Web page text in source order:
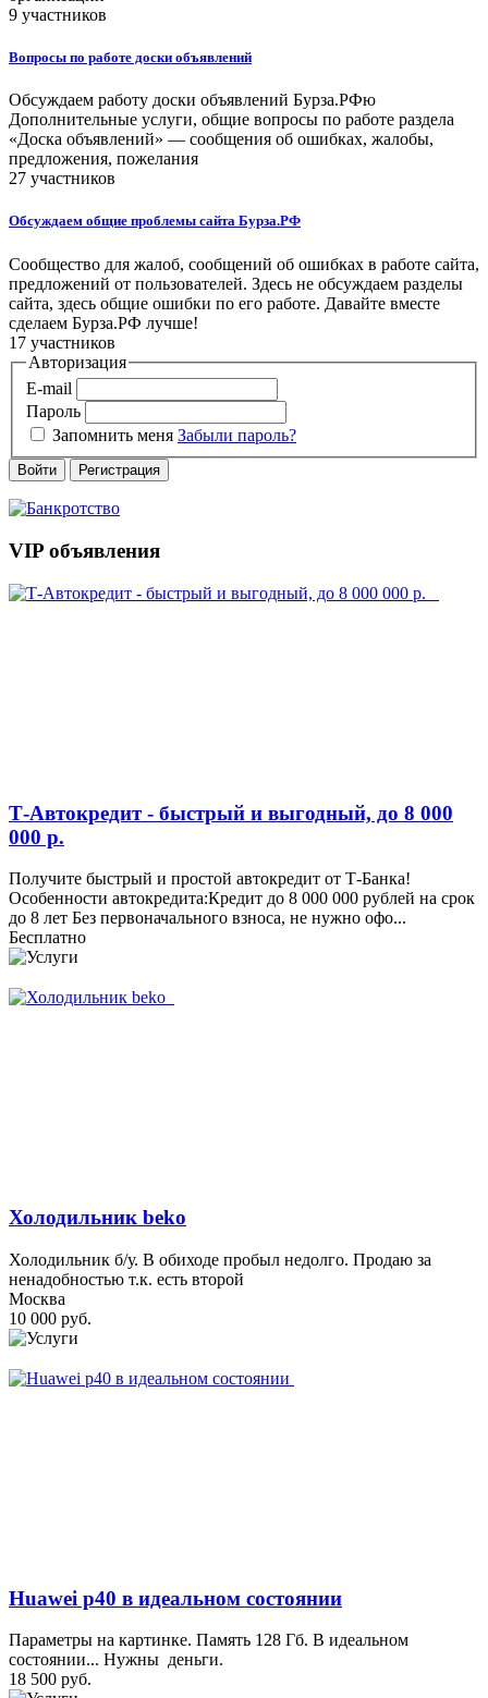
9 участников
Вопросы по работе доски объявлений
Обсуждаем работу доски объявлений Бурза.РФю
Дополнительные услуги, общие вопросы по работе раздела
«Доска объявлений» — сообщения об ошибках, жалобы,
предложения, пожелания
27 участников
Обсуждаем общие проблемы сайта Бурза.РФ
Сообщество для жалоб, сообщений об ошибках в работе сайта,
предложений от пользователей. Здесь не обсуждаем разделы
сайта, здесь общие ошибки по его работе. Давайте вместе
сделаем Бурза.РФ лучше!
17 участников
Авторизация
E-mail
Пароль
Запомнить меня Забыли пароль?
Войти Регистрация
VIP объявления
Т-Автокредит - быстрый и выгодный, до 8 000
000 р.
Получите быстрый и простой автокредит от Т-Банка!
Особенности автокредита:Кредит до 8 000 000 рублей на срок
до 8 лет Без первоначального взноса, не нужно офо...
Бесплатно
Холодильник beko
Холодильник б/у. В обиходе пробыл недолго. Продаю за
ненадобностью т.к. есть второй
Москва
10 000 руб.
Huawei p40 в идеальном состоянии
Параметры на картинке. Память 128 Гб. В идеальном
состоянии... Нужны деньги.
18 500 руб.